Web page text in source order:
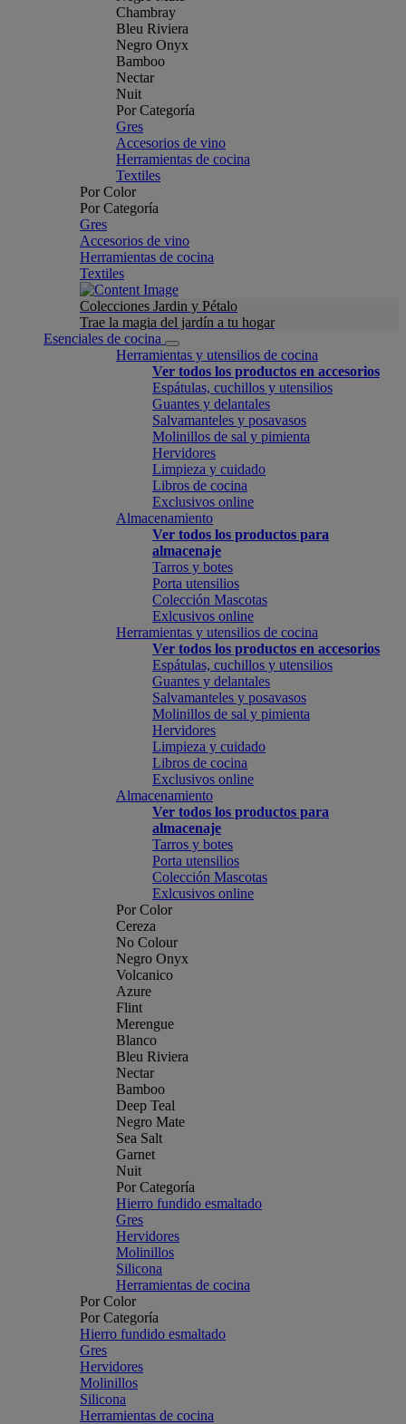
Chambray
Bleu Riviera
Negro Onyx
Bamboo
Nectar
Nuit
Por Categoría
Gres
Accesorios de vino
Herramientas de cocina
Textiles
Por Color
Por Categoría
Gres
Accesorios de vino
Herramientas de cocina
Textiles
Colecciones Jardin y Pétalo
Trae la magia del jardín a tu hogar
Esenciales de cocina
Herramientas y utensilios de cocina
Ver todos los productos en accesorios
Espátulas, cuchillos y utensilios
Guantes y delantales
Salvamanteles y posavasos
Molinillos de sal y pimienta
Hervidores
Limpieza y cuidado
Libros de cocina
Exclusivos online
Almacenamiento
Ver todos los productos para
almacenaje
Tarros y botes
Porta utensilios
Colección Mascotas
Exlcusivos online
Herramientas y utensilios de cocina
Ver todos los productos en accesorios
Espátulas, cuchillos y utensilios
Guantes y delantales
Salvamanteles y posavasos
Molinillos de sal y pimienta
Hervidores
Limpieza y cuidado
Libros de cocina
Exclusivos online
Almacenamiento
Ver todos los productos para
almacenaje
Tarros y botes
Porta utensilios
Colección Mascotas
Exlcusivos online
Por Color
Cereza
No Colour
Negro Onyx
Volcanico
Azure
Flint
Merengue
Blanco
Bleu Riviera
Nectar
Bamboo
Deep Teal
Negro Mate
Sea Salt
Garnet
Nuit
Por Categoría
Hierro fundido esmaltado
Gres
Hervidores
Molinillos
Silicona
Herramientas de cocina
Por Color
Por Categoría
Hierro fundido esmaltado
Gres
Hervidores
Molinillos
Silicona
Herramientas de cocina